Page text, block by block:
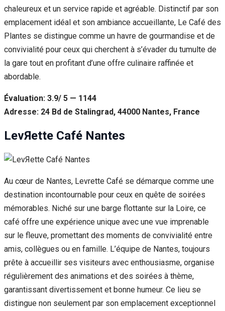
chaleureux et un service rapide et agréable. Distinctif par son
emplacement idéal et son ambiance accueillante, Le Café des
Plantes se distingue comme un havre de gourmandise et de
convivialité pour ceux qui cherchent à s’évader du tumulte de
la gare tout en profitant d’une offre culinaire raffinée et
abordable.
Évaluation: 3.9/ 5 — 1144
Adresse: 24 Bd de Stalingrad, 44000 Nantes, France
LevЯette Café Nantes
Au cœur de Nantes, Levrette Café se démarque comme une
destination incontournable pour ceux en quête de soirées
mémorables. Niché sur une barge flottante sur la Loire, ce
café offre une expérience unique avec une vue imprenable
sur le fleuve, promettant des moments de convivialité entre
amis, collègues ou en famille. L’équipe de Nantes, toujours
prête à accueillir ses visiteurs avec enthousiasme, organise
régulièrement des animations et des soirées à thème,
garantissant divertissement et bonne humeur. Ce lieu se
distingue non seulement par son emplacement exceptionnel